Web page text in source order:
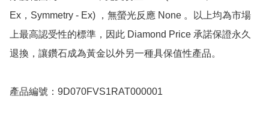
Ex，Symmetry - Ex) ，無螢光反應 None 。以上均為市場
上最高認受性的標準，因此 Diamond Price 承諾保證永久
退換，讓鑽石成為黃金以外另一種具保值性產品。
產品編號：9D070FVS1RAT000001